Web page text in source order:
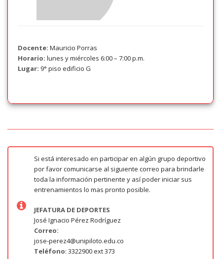
Docente: Mauricio Porras
Horario: lunes y miércoles 6:00 – 7:00 p.m.
Lugar: 9° piso edificio G
Si está interesado en participar en algún grupo deportivo
por favor comunicarse al siguiente correo para brindarle
toda la información pertinente y así poder iniciar sus
entrenamientos lo mas pronto posible.
JEFATURA DE DEPORTES
José Ignacio Pérez Rodríguez
Correo:
jose-perez4@unipiloto.edu.co
Teléfono: 3322900 ext 373